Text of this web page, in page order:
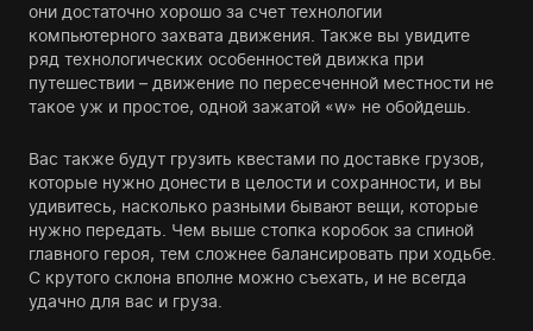
они достаточно хорошо за счет технологии
компьютерного захвата движения. Также вы увидите
ряд технологических особенностей движка при
путешествии – движение по пересеченной местности не
такое уж и простое, одной зажатой «w» не обойдешь.
Вас также будут грузить квестами по доставке грузов,
которые нужно донести в целости и сохранности, и вы
удивитесь, насколько разными бывают вещи, которые
нужно передать. Чем выше стопка коробок за спиной
главного героя, тем сложнее балансировать при ходьбе.
С крутого склона вполне можно съехать, и не всегда
удачно для вас и груза.